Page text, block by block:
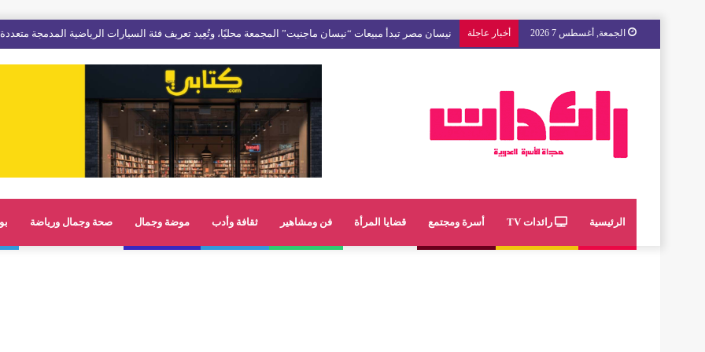
الجمعة, أغسطس 7 2026 أخبار عاجلة نيسان مصر تبدأ مبيعات “نيسان ماجنيت” المجمعة محليًا، وتُعِيد تعريف فئة السيارات الرياضية المدمجة
الرئيسية رائدات TV أسرة ومجتمع قضايا المرأة فن ومشاهير ثقافة وأدب موضة وجمال صحة وجمال ورياضة